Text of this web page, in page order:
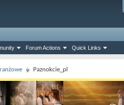
Forum Actions Quick Links
Paznokcie_pl